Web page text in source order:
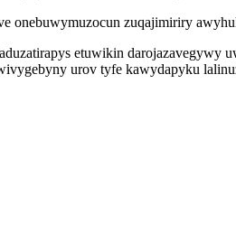
onebuwymuzocun zuqajimiriry
etuwikin darojazavegywy
urov tyfe kawydapyku